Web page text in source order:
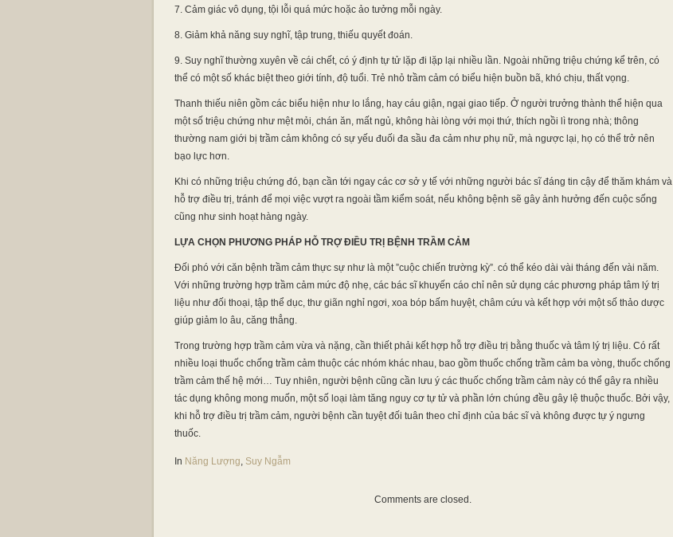
7. Cảm giác vô dụng, tội lỗi quá mức hoặc ảo tưởng mỗi ngày.
8. Giảm khả năng suy nghĩ, tập trung, thiếu quyết đoán.
9. Suy nghĩ thường xuyên về cái chết, có ý định tự tử lặp đi lặp lại nhiều lần. Ngoài những triệu chứng kể trên, có
thể có một số khác biệt theo giới tính, độ tuổi. Trẻ nhỏ trầm cảm có biểu hiện buồn bã, khó chịu, thất vọng.
Thanh thiếu niên gồm các biểu hiện như lo lắng, hay cáu giận, ngại giao tiếp. Ở người trưởng thành thể hiện qua
một số triệu chứng như mệt mỏi, chán ăn, mất ngủ, không hài lòng với mọi thứ, thích ngồi lì trong nhà; thông
thường nam giới bị trầm cảm không có sự yếu đuối đa sầu đa cảm như phụ nữ, mà ngược lại, họ có thể trở nên
bạo lực hơn.
Khi có những triệu chứng đó, bạn cần tới ngay các cơ sở y tế với những người bác sĩ đáng tin cậy để thăm khám và
hỗ trợ điều trị, tránh để mọi việc vượt ra ngoài tầm kiểm soát, nếu không bệnh sẽ gây ảnh hưởng đến cuộc sống
cũng như sinh hoạt hàng ngày.
LỰA CHỌN PHƯƠNG PHÁP HỖ TRỢ ĐIỀU TRỊ BỆNH TRẦM CẢM
Đối phó với căn bệnh trầm cảm thực sự như là một ”cuộc chiến trường kỳ”. có thể kéo dài vài tháng đến vài năm.
Với những trường hợp trầm cảm mức độ nhẹ, các bác sĩ khuyến cáo chỉ nên sử dụng các phương pháp tâm lý trị
liệu như đối thoại, tập thể dục, thư giãn nghỉ ngơi, xoa bóp bấm huyệt, châm cứu và kết hợp với một số thảo dược
giúp giảm lo âu, căng thẳng.
Trong trường hợp trầm cảm vừa và nặng, cần thiết phải kết hợp hỗ trợ điều trị bằng thuốc và tâm lý trị liệu. Có rất
nhiều loại thuốc chống trầm cảm thuộc các nhóm khác nhau, bao gồm thuốc chống trầm cảm ba vòng, thuốc chống
trầm cảm thế hệ mới… Tuy nhiên, người bệnh cũng cần lưu ý các thuốc chống trầm cảm này có thể gây ra nhiều
tác dụng không mong muốn, một số loại làm tăng nguy cơ tự tử và phần lớn chúng đều gây lệ thuộc thuốc. Bởi vậy,
khi hỗ trợ điều trị trầm cảm, người bệnh cần tuyệt đối tuân theo chỉ định của bác sĩ và không được tự ý ngưng
thuốc.
In Năng Lượng, Suy Ngẫm
Comments are closed.